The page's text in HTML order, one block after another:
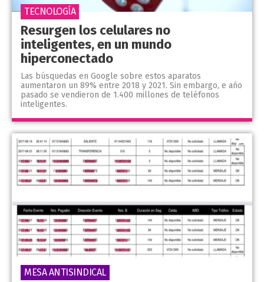
Resurgen los celulares no
inteligentes, en un mundo
hiperconectado
Las búsquedas en Google sobre estos aparatos
aumentaron un 89% entre 2018 y 2021. Sin embargo, e año
pasado se vendieron de 1.400 millones de teléfonos
inteligentes.
TECNOLOGÍA
MESA ANTISINDICAL